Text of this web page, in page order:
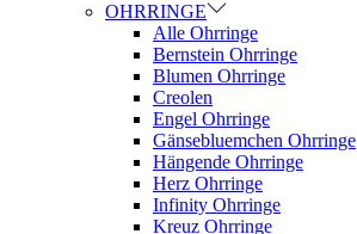
OHRRINGE
Alle Ohrringe
Bernstein Ohrringe
Blumen Ohrringe
Creolen
Engel Ohrringe
Gänsebluemchen Ohrringe
Hängende Ohrringe
Herz Ohrringe
Infinity Ohrringe
Kreuz Ohrringe